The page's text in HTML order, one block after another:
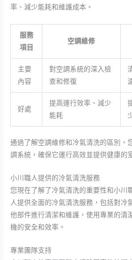
率、減少能耗和維護成本。
服務
項目
空調維修
主要
內容
對空調系統的深入檢
查和修復
好處
提高運行效率、減少
能耗
通過了解空調維修和冷氣清洗的區別，
調系統，確保它運行高效並提供健康的
小川職人提供的冷氣清洗服務
您現在了解了冷氣清洗的重要性和小川
人提供全面的冷氣清洗服務，包括對冷
他部件進行清潔和維護，使用專業的清
機的安全和效率。
專業團隊支持